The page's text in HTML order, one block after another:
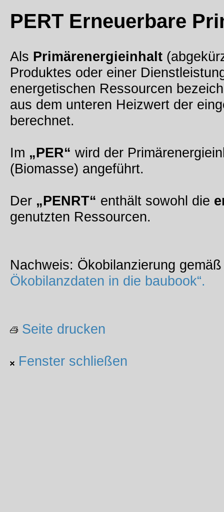
PERT Erneuerbare
Als Primärenergieinhalt
Produktes oder einer
energetischen Ressourcen
aus dem unteren Heizwert der
berechnet.
Im „PER“ wird der
(Biomasse) angeführt.
Der „PENRT“ enthält sowohl die
genutzten Ressourcen.
Nachweis: Ökobilanzierung
Ökobilanzdaten in die baubook“.
Seite drucken
Fenster schließen